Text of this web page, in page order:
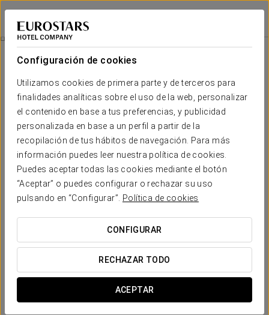
Configuración de cookies
Utilizamos cookies de primera parte y de terceros para
finalidades analíticas sobre el uso de la web, personalizar
el contenido en base a tus preferencias, y publicidad
personalizada en base a un perfil a partir de la
recopilación de tus hábitos de navegación. Para más
información puedes leer nuestra política de cookies.
Puedes aceptar todas las cookies mediante el botón
“Aceptar” o puedes configurar o rechazar su uso
pulsando en “Configurar”.
Política de cookies
CONFIGURAR
RECHAZAR TODO
ACEPTAR
Apartahotel Exe Campus San Mamés
LEÓN
Promociones
Promociones
Experiencia romántica
15€